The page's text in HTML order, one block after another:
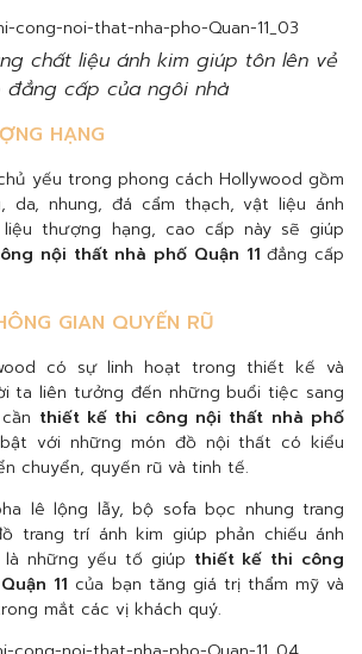
chất liệu ánh kim giúp tôn lên vẻ
đẳng cấp của ngôi nhà
HẠNG
yếu trong phong cách Hollywood gồm
da, nhung, đá cẩm thạch, vật liệu ánh
thượng hạng, cao cấp này sẽ giúp
nội thất nhà phố Quận 11 đẳng cấp
GIAN QUYẾN RŨ
có sự linh hoạt trong thiết kế và
ta liên tưởng đến những buổi tiệc sang
thiết kế thi công nội thất nhà phố
với những món đồ nội thất có kiểu
chuyển, quyến rũ và tinh tế.
lê lộng lẫy, bộ sofa bọc nhung trang
trang trí ánh kim giúp phản chiếu ánh
những yếu tố giúp thiết kế thi công
11 của bạn tăng giá trị thẩm mỹ và
mắt các vị khách quý.